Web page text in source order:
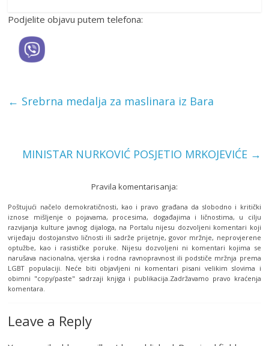
Podjelite objavu putem telefona:
← Srebrna medalja za maslinara iz Bara
MINISTAR NURKOVIĆ POSJETIO MRKOJEVIĆE →
Pravila komentarisanja:
Poštujući načelo demokratičnosti, kao i pravo građana da slobodno i kritički
iznose mišljenje o pojavama, procesima, događajima i ličnostima, u cilju
razvijanja kulture javnog dijaloga, na Portalu nijesu dozvoljeni komentari koji
vrijeđaju dostojanstvo ličnosti ili sadrže prijetnje, govor mržnje, neprovjerene
optužbe, kao i rasističke poruke. Nijesu dozvoljeni ni komentari kojima se
narušava nacionalna, vjerska i rodna ravnopravnost ili podstiče mržnja prema
LGBT populaciji. Neće biti objavljeni ni komentari pisani velikim slovima i
obimni "copy/paste" sadrzaji knjiga i publikacija.Zadržavamo pravo kraćenja
komentara.
Leave a Reply